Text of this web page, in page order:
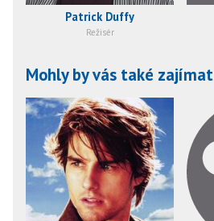
Patrick Duffy
Režisér
Mohly by vás také zajímat